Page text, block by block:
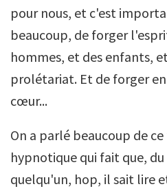
pour nous, et c'est
beaucoup, de forger
hommes, et des enfants,
prolétariat. Et de forger
cœur...
On a parlé beaucoup de
hypnotique qui fait que,
quelqu'un, hop, il sait lire